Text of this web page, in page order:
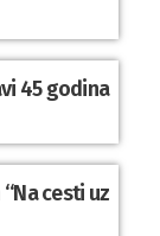
45 godina
cesti uz